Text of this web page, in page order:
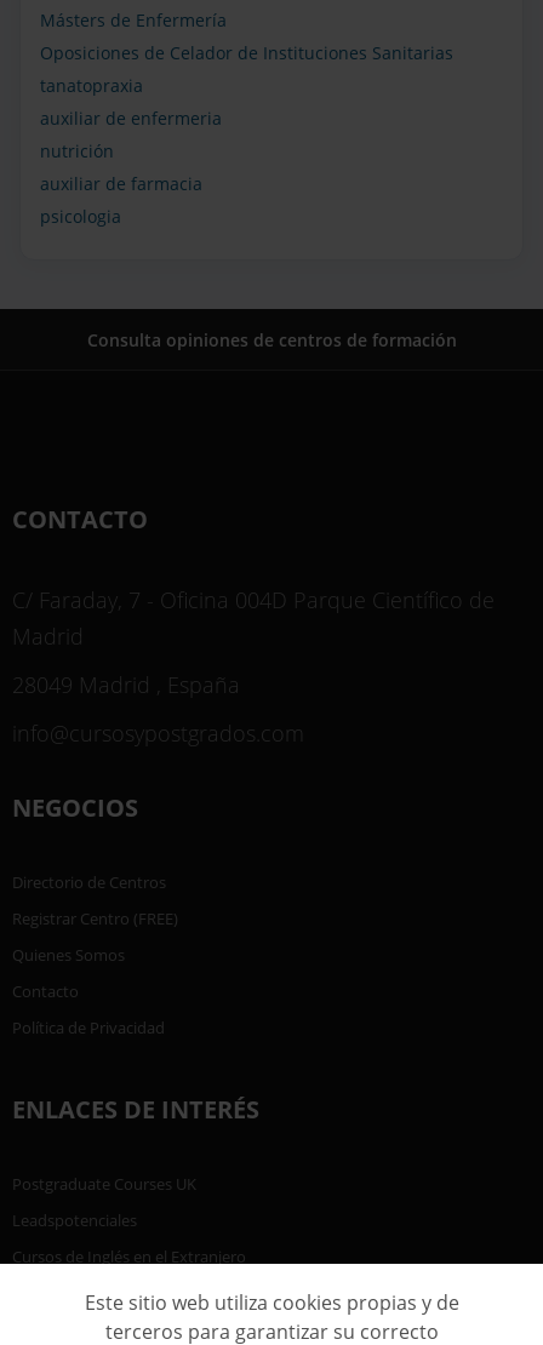
Másters de Enfermería
Oposiciones de Celador de Instituciones Sanitarias
tanatopraxia
auxiliar de enfermeria
nutrición
auxiliar de farmacia
psicologia
Consulta opiniones de centros de formación
CONTACTO
C/ Faraday, 7 - Oficina 004D Parque Científico de
Madrid
28049 Madrid , España
info@cursosypostgrados.com
NEGOCIOS
Directorio de Centros
Registrar Centro (FREE)
Quienes Somos
Contacto
Política de Privacidad
ENLACES DE INTERÉS
Postgraduate Courses UK
Leadspotenciales
Cursos de Inglés en el Extranjero
Este sitio web utiliza cookies propias y de
terceros para garantizar su correcto